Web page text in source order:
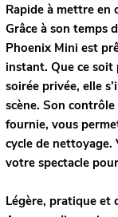
Rapide à mettre
Grâce à son temps
Phoenix Mini est
instant. Que ce
soirée privée, elle
scène. Son
fournie, vous
cycle de nettoyage.
votre spectacle
Légère, pratique et